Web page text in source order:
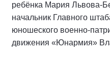
ребёнка Мария Львова-
начальник Главного
юношеского военно-
движения «Юнармия»